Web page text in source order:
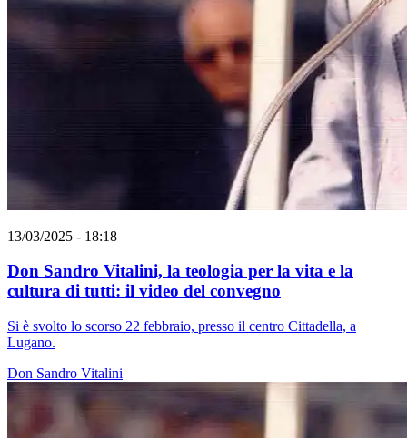
13/03/2025 - 18:18
Don Sandro Vitalini, la teologia per la vita e la
cultura di tutti: il video del convegno
Si è svolto lo scorso 22 febbraio, presso il centro Cittadella, a
Lugano.
Don Sandro Vitalini